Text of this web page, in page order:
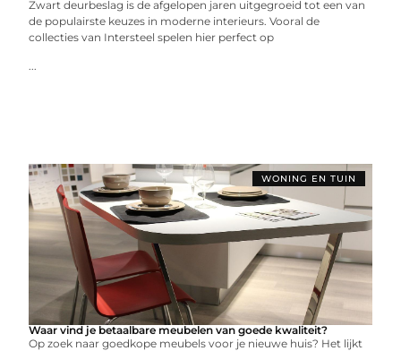
Zwart deurbeslag is de afgelopen jaren uitgegroeid tot een van
de populairste keuzes in moderne interieurs. Vooral de
collecties van Intersteel spelen hier perfect op
...
WONING EN TUIN
Waar vind je betaalbare meubelen van goede kwaliteit?
Op zoek naar goedkope meubels voor je nieuwe huis? Het lijkt